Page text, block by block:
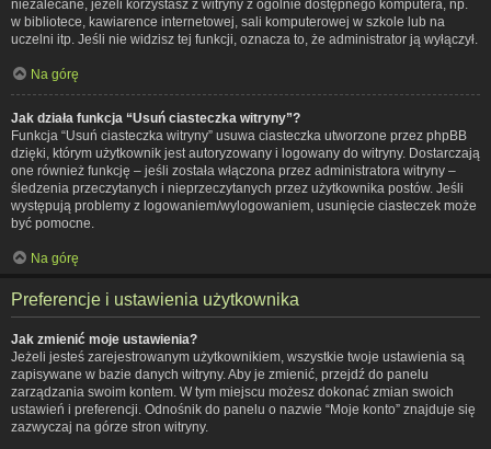
niezalecane, jeżeli korzystasz z witryny z ogólnie dostępnego komputera, np.
w bibliotece, kawiarence internetowej, sali komputerowej w szkole lub na
uczelni itp. Jeśli nie widzisz tej funkcji, oznacza to, że administrator ją wyłączył.
Na górę
Jak działa funkcja “Usuń ciasteczka witryny”?
Funkcja “Usuń ciasteczka witryny” usuwa ciasteczka utworzone przez phpBB
dzięki, którym użytkownik jest autoryzowany i logowany do witryny. Dostarczają
one również funkcję – jeśli została włączona przez administratora witryny –
śledzenia przeczytanych i nieprzeczytanych przez użytkownika postów. Jeśli
występują problemy z logowaniem/wylogowaniem, usunięcie ciasteczek może
być pomocne.
Na górę
Preferencje i ustawienia użytkownika
Jak zmienić moje ustawienia?
Jeżeli jesteś zarejestrowanym użytkownikiem, wszystkie twoje ustawienia są
zapisywane w bazie danych witryny. Aby je zmienić, przejdź do panelu
zarządzania swoim kontem. W tym miejscu możesz dokonać zmian swoich
ustawień i preferencji. Odnośnik do panelu o nazwie “Moje konto” znajduje się
zazwyczaj na górze stron witryny.